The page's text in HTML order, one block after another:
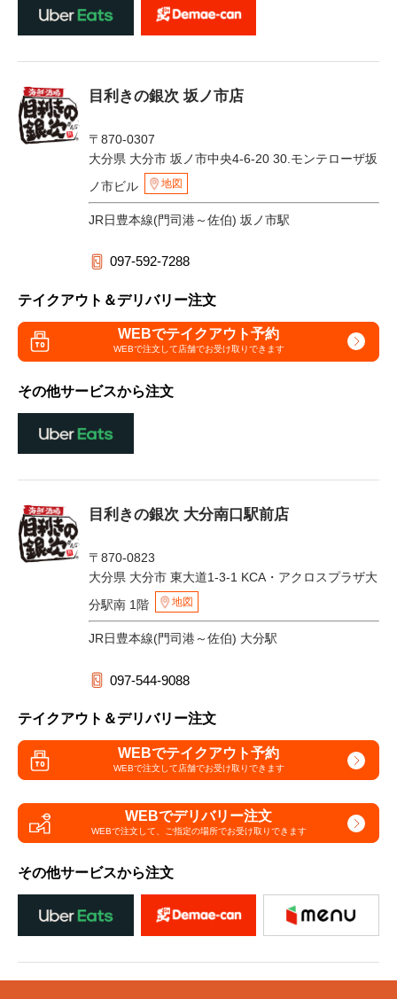
目利きの銀次 坂ノ市店
〒870-0307
大分県 大分市 坂ノ市中央4-6-20 30.モンテローザ坂
ノ市ビル
地図
JR日豊本線(門司港～佐伯) 坂ノ市駅
097-592-7288
テイクアウト＆デリバリー注文
WEBでテイクアウト予約
WEBで注文して店舗でお受け取りできます
その他サービスから注文
目利きの銀次 大分南口駅前店
〒870-0823
大分県 大分市 東大道1-3-1 KCA・アクロスプラザ大
分駅南 1階
地図
JR日豊本線(門司港～佐伯) 大分駅
097-544-9088
テイクアウト＆デリバリー注文
WEBでテイクアウト予約
WEBで注文して店舗でお受け取りできます
WEBでデリバリー注文
WEBで注文して、 ご指定の場所でお受け取りできます
その他サービスから注文